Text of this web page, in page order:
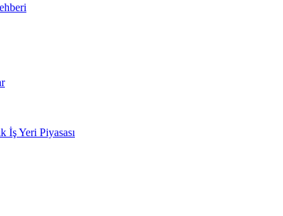
İş Yeri Piyasası